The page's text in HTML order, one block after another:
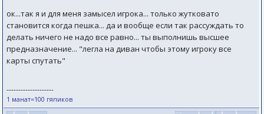
ок...так я и для меня замысел игрока... только жутковато
становится когда пешка... да и вообще если так рассуждать то
делать ничего не надо все равно... ты выполнишь высшее
предназначение... "легла на диван чтобы этому игроку все
карты спутать"
--------------------
1 манат=100 гяпиков